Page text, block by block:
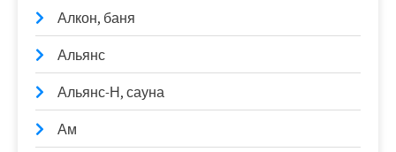
Алкон, баня
Альянс
Альянс-Н, сауна
Ам